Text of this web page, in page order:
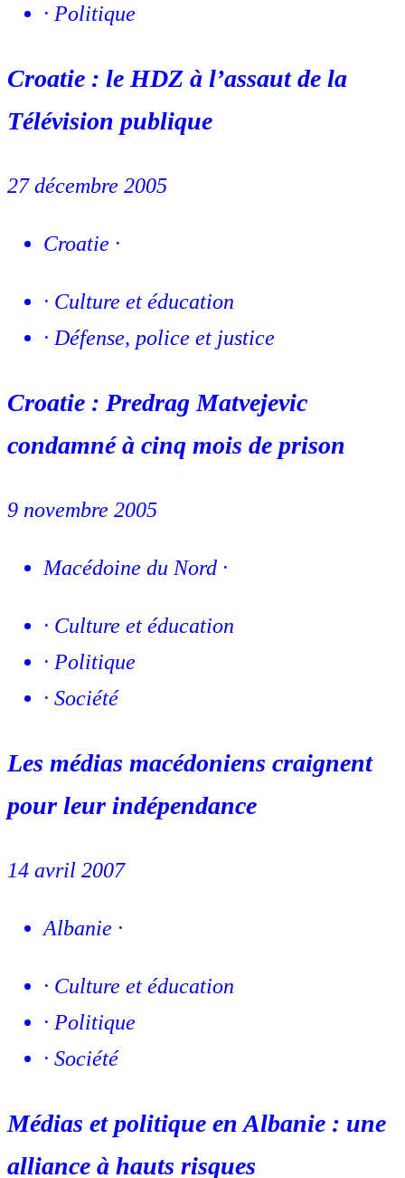
· Politique
Croatie : le HDZ à l’assaut de la
Télévision publique
27 décembre 2005
Croatie ·
· Culture et éducation
· Défense, police et justice
Croatie : Predrag Matvejevic
condamné à cinq mois de prison
9 novembre 2005
Macédoine du Nord ·
· Culture et éducation
· Politique
· Société
Les médias macédoniens craignent
pour leur indépendance
14 avril 2007
Albanie ·
· Culture et éducation
· Politique
· Société
Médias et politique en Albanie : une
alliance à hauts risques